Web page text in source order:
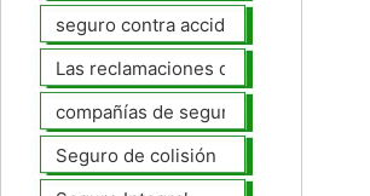
seguro contra accidentes
Las reclamaciones de seguros de
compañías de seguros de coche
Seguro de colisión